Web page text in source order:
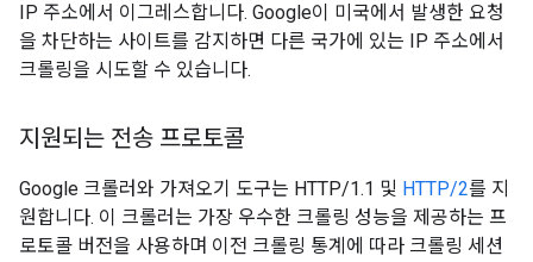
IP 주소에서 이그레스합니다. Google이 미국에서 발생한 요청
을 차단하는 사이트를 감지하면 다른 국가에 있는 IP 주소에서
크롤링을 시도할 수 있습니다.
지원되는 전송 프로토콜
Google 크롤러와 가져오기 도구는 HTTP/1.1 및 HTTP/2를 지
원합니다. 이 크롤러는 가장 우수한 크롤링 성능을 제공하는 프
로토콜 버전을 사용하며 이전 크롤링 통계에 따라 크롤링 세션